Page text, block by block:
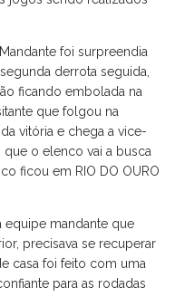
foi surpreendia
derrota seguida,
ficando embolada na
que folgou na
vitória e chega a vice-
o elenco vai a busca
ficou em RIO DO OURO
equipe mandante que
precisava se recuperar
casa foi feito com uma
para as rodadas